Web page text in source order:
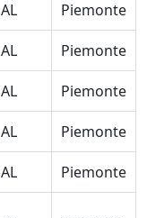
AL Piemonte
AL Piemonte
AL Piemonte
AL Piemonte
AL Piemonte